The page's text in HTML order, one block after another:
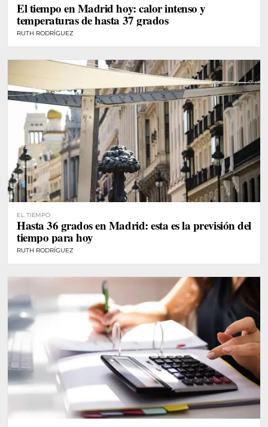
El tiempo en Madrid hoy: calor intenso y
temperaturas de hasta 37 grados
RUTH RODRÍGUEZ
EL TIEMPO
Hasta 36 grados en Madrid: esta es la previsión del
tiempo para hoy
RUTH RODRÍGUEZ